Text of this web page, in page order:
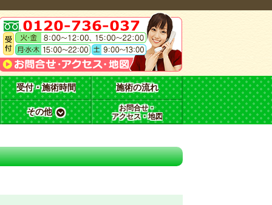
受付・施術時間 施術の流れ
その他
お問合せ・
アクセス・地図